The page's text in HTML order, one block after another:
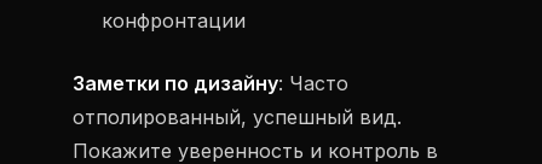
конфронтации
Заметки по дизайну: Часто
отполированный, успешный вид.
Покажите уверенность и контроль в